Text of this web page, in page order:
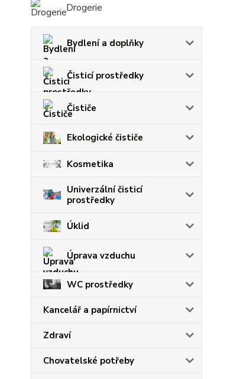
Drogerie
Bydlení a doplňky
Čisticí prostředky
Čističe
Ekologické čističe
Kosmetika
Univerzální čisticí
prostředky
Úklid
Úprava vzduchu
WC prostředky
Kancelář a papírnictví
Zdraví
Chovatelské potřeby